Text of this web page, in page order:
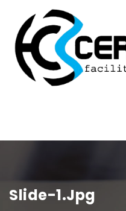
Slide-1.jpg